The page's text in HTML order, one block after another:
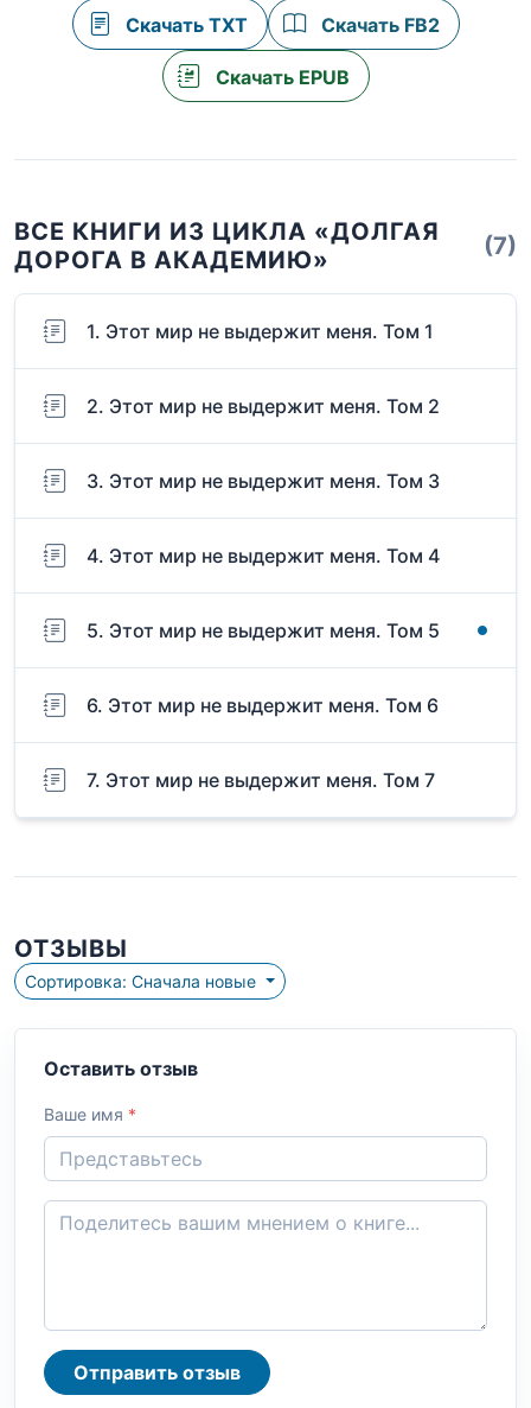
Скачать TXT Скачать FB2
Скачать EPUB
ВСЕ КНИГИ ИЗ ЦИКЛА «ДОЛГАЯ
ДОРОГА В АКАДЕМИЮ»
(7)
1. Этот мир не выдержит меня. Том 1
2. Этот мир не выдержит меня. Том 2
3. Этот мир не выдержит меня. Том 3
4. Этот мир не выдержит меня. Том 4
5. Этот мир не выдержит меня. Том 5
6. Этот мир не выдержит меня. Том 6
7. Этот мир не выдержит меня. Том 7
ОТЗЫВЫ
Сортировка: Сначала новые
Оставить отзыв
Ваше имя *
Отправить отзыв